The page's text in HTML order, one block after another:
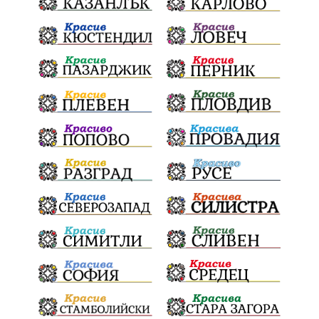
Негодна за пиене вода във Варненско
цялостно обновяване Музеъ на мозайките
и прилежащия парк в Девня
Гражданска инициатива „Парад на гордостта“
по спортна гимнастика 2026 Православие
Паралел България и Унгария полет в Космоса
българин в Космоса майор Георги Иванов
Добри новини за Белослав
новия ферибот вече е готов Нов етап
неонатален скрининг Априлското въстание